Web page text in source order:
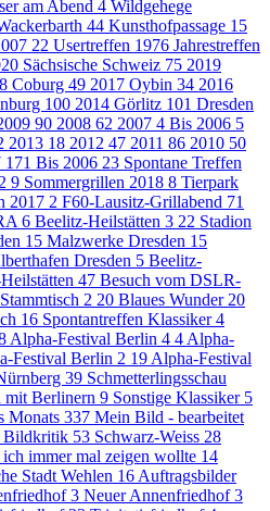
am Abend 4 Wildgehege
44 Kunsthofpassage 15
22 Usertreffen 1976 Jahrestreffen
Sächsische Schweiz 75 2019
Coburg 49 2017 Oybin 34 2016
100 2014 Görlitz 101 Dresden
90 2008 62 2007 4 Bis 2006 5
2013 18 2012 47 2011 86 2010 50
171 Bis 2006 23 Spontane Treffen
9 Sommergrillen 2018 8 Tierpark
2017 2 F60-Lausitz-Grillabend 71
6 Beelitz-Heilstätten 3 22 Stadion
15 Malzwerke Dresden 15
Dresden 5 Beelitz-
47 Besuch vom DSLR-
2 20 Blaues Wunder 20
16 Spontantreffen Klassiker4
Alpha-Festival Berlin 4 4 Alpha-
Festival Berlin 2 19 Alpha-Festival
39 Schmetterlingsschau
mit Berlinern 9 Sonstige Klassiker 5
Monats 337 Mein Bild - bearbeitet
Bildkritik 53 Schwarz-Weiss 28
ich immer mal zeigen wollte 14
Stadt Wehlen 16 Auftragsbilder
3 Neuer Annenfriedhof3